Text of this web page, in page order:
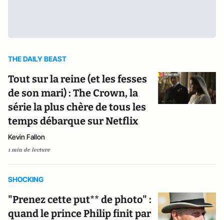
THE DAILY BEAST
Tout sur la reine (et les fesses
de son mari) : The Crown, la
série la plus chère de tous les
temps débarque sur Netflix
Kevin Fallon
1 min de lecture
SHOCKING
"Prenez cette put** de photo" :
quand le prince Philip finit par